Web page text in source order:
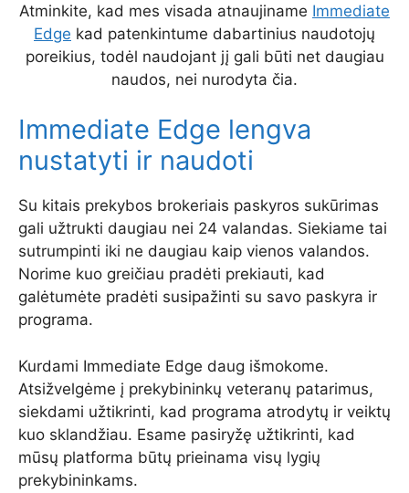
Atminkite, kad mes visada atnaujiname Immediate
Edge kad patenkintume dabartinius naudotojų
poreikius, todėl naudojant jį gali būti net daugiau
naudos, nei nurodyta čia.
Immediate Edge lengva
nustatyti ir naudoti
Su kitais prekybos brokeriais paskyros sukūrimas
gali užtrukti daugiau nei 24 valandas. Siekiame tai
sutrumpinti iki ne daugiau kaip vienos valandos.
Norime kuo greičiau pradėti prekiauti, kad
galėtumėte pradėti susipažinti su savo paskyra ir
programa.
Kurdami Immediate Edge daug išmokome.
Atsižvelgėme į prekybininkų veteranų patarimus,
siekdami užtikrinti, kad programa atrodytų ir veiktų
kuo sklandžiau. Esame pasiryžę užtikrinti, kad
mūsų platforma būtų prieinama visų lygių
prekybininkams.